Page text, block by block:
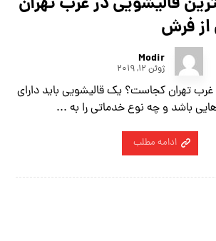
از فرش
Modir
ژوئن ۱۲, ۲۰۱۹
غرب تهران کجاست؟ یک قالیشویی باید دارای
باشد و چه نوع خدماتی را به ...
ادامه مطلب